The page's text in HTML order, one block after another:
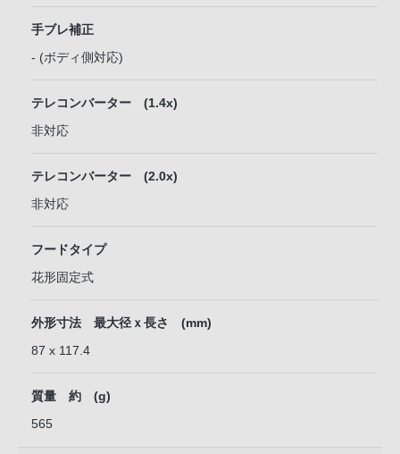
手ブレ補正
- (ボディ側対応)
テレコンバーター (1.4x)
非対応
テレコンバーター (2.0x)
非対応
フードタイプ
花形固定式
外形寸法 最大径ｘ長さ (mm)
87 x 117.4
質量 約 (g)
565